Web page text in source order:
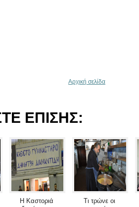
Αρχική σελίδα
ΕΠΙΣΗΣ:
Η Καστοριά
Τι τρώνε οι